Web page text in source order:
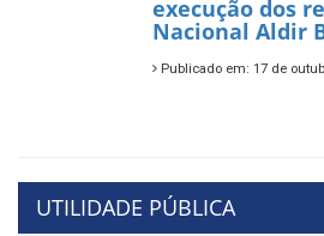
execução dos
Nacional Aldir
Publicado em: 17 de
UTILIDADE PÚBLICA